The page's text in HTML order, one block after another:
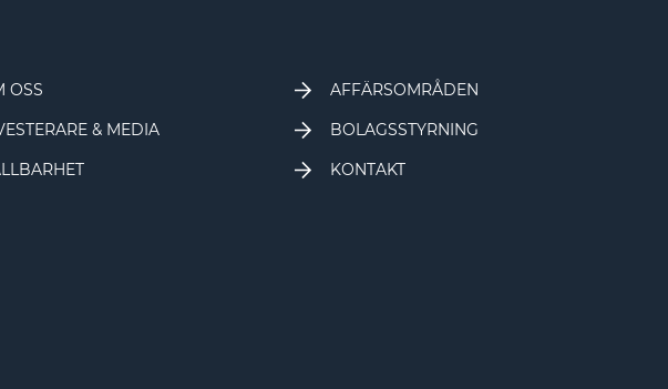
OSS
AFFÄRSOMRÅDEN
& MEDIA
BOLAGSSTYRNING
KONTAKT